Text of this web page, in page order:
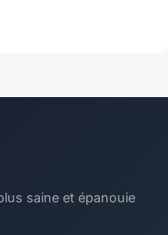
saine et épanouie